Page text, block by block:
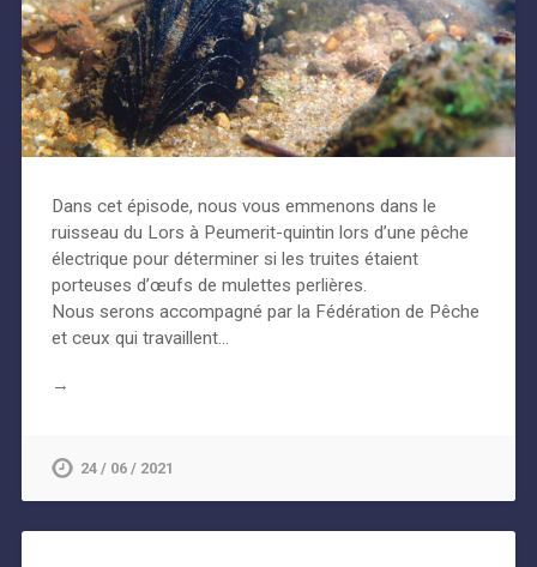
Dans cet épisode, nous vous emmenons dans le
ruisseau du Lors à Peumerit-quintin lors d’une pêche
électrique pour déterminer si les truites étaient
porteuses d’œufs de mulettes perlières.
Nous serons accompagné par la Fédération de Pêche
et ceux qui travaillent…
→
24 / 06 / 2021